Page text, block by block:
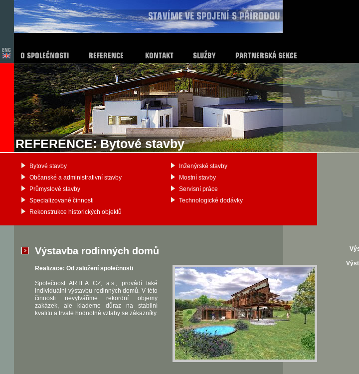
REFERENCE: Bytové stavby
Inženýrské stavby
Mostní stavby
Servisní práce
Technologické dodávky
Bytové stavby
Občanské a administrativní stavby
Průmyslové stavby
Specializované činnosti
Rekonstrukce historických objektů
Výstavba rodinných domů
Realizace: Od založení společnosti
Společnost ARTEA CZ, a.s., provádí také
individuální výstavbu rodinných domů. V této
činnosti nevytváříme rekordní objemy
zakázek, ale klademe důraz na stabilní
kvalitu a trvale hodnotné vztahy se zákazníky.